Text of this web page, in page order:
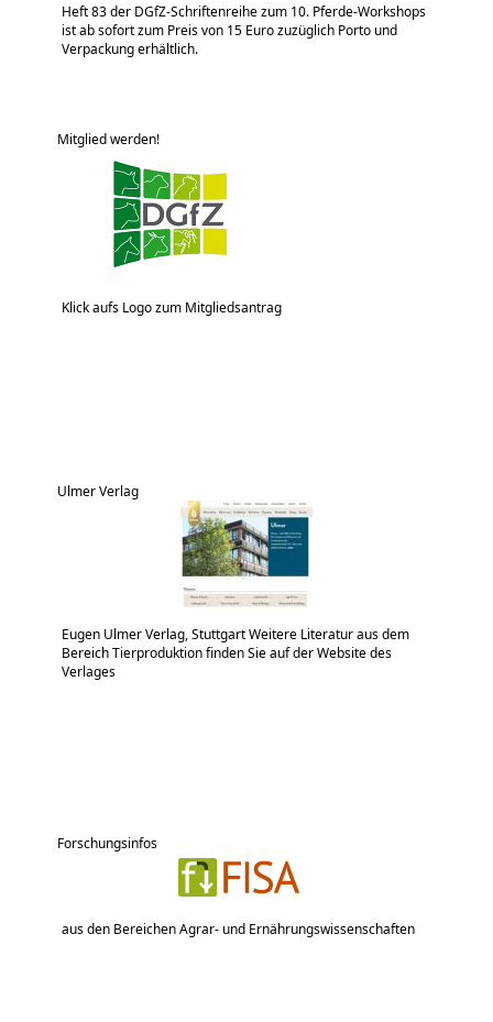
Heft 83 der DGfZ-Schriftenreihe zum 10. Pferde-Workshops
ist ab sofort zum Preis von 15 Euro zuzüglich Porto und
Verpackung erhältlich.
Mitglied werden!
Klick aufs Logo zum Mitgliedsantrag
Ulmer Verlag
Eugen Ulmer Verlag, Stuttgart Weitere Literatur aus dem
Bereich Tierproduktion finden Sie auf der Website des
Verlages
Forschungsinfos
aus den Bereichen Agrar- und Ernährungswissenschaften